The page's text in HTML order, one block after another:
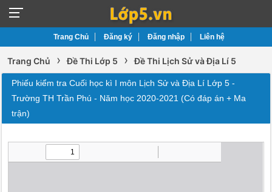
Trang Chủ Đăng ký Đăng nhập Liên hệ
Trang Chủ › Đề Thi Lớp 5 › Đề Thi Lịch Sử và Địa Lí 5
Phiếu kiểm tra Cuối học kì I môn Lịch Sử và Địa Lí Lớp 5 -
Trường TH Trần Phú - Năm học 2020-2021 (Có đáp án + Ma
trận)